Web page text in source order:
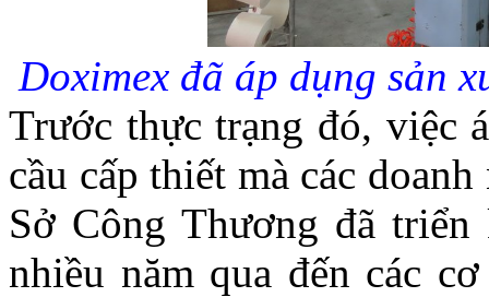
Doximex đã áp dụng sản
Trước thực trạng đó, việc
cầu cấp thiết mà các
Sở Công Thương đã
nhiều năm qua đến các